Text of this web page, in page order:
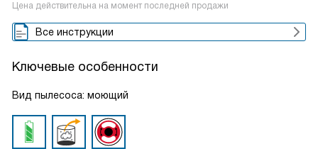
Цена действительна на момент последней продажи
Все инструкции
Ключевые особенности
Вид пылесоса: моющий